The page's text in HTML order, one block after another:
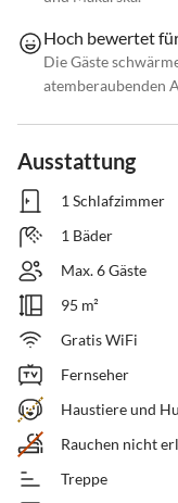
Hoch bewertet
Die Gäste
atemberaubenden
Ausstattung
1 Schlafzimmer
1 Bäder
Max. 6 Gäste
95 m²
Gratis WiFi
Fernseher
Haustiere und
Rauchen nicht
Treppe